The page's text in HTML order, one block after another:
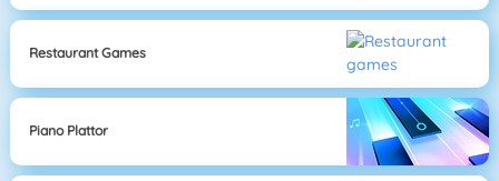
Restaurant Games
Piano Plattor